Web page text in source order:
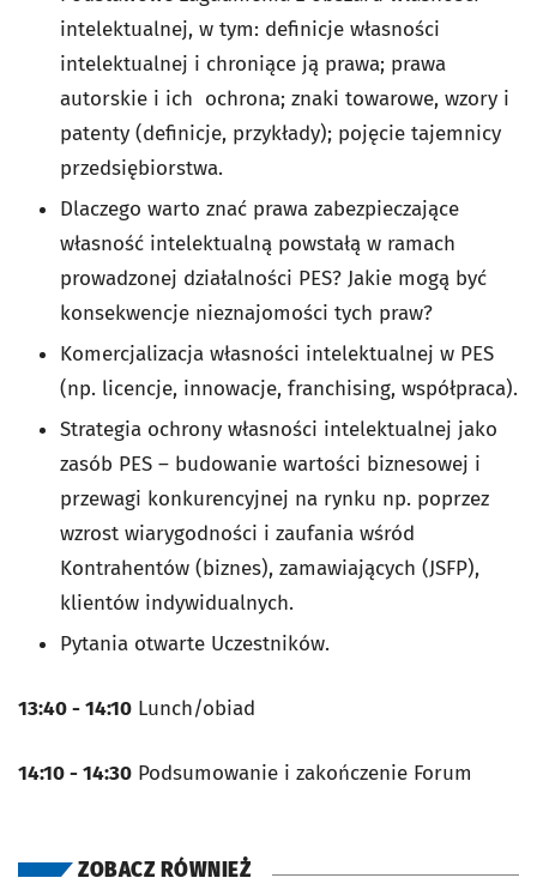
intelektualnej, w tym: definicje własności
intelektualnej i chroniące ją prawa; prawa
autorskie i ich ochrona; znaki towarowe, wzory i
patenty (definicje, przykłady); pojęcie tajemnicy
przedsiębiorstwa.
Dlaczego warto znać prawa zabezpieczające
własność intelektualną powstałą w ramach
prowadzonej działalności PES? Jakie mogą być
konsekwencje nieznajomości tych praw?
Komercjalizacja własności intelektualnej w PES
(np. licencje, innowacje, franchising, współpraca).
Strategia ochrony własności intelektualnej jako
zasób PES – budowanie wartości biznesowej i
przewagi konkurencyjnej na rynku np. poprzez
wzrost wiarygodności i zaufania wśród
Kontrahentów (biznes), zamawiających (JSFP),
klientów indywidualnych.
Pytania otwarte Uczestników.
13:40 - 14:10 Lunch/obiad
14:10 - 14:30 Podsumowanie i zakończenie Forum
ZOBACZ RÓWNIEŻ